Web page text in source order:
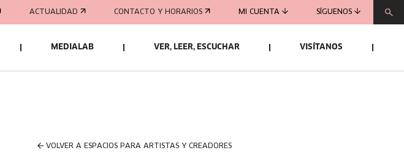
ACTUALIDAD CONTACTO Y HORARIOS MI CUENTA SÍGUENOS
MEDIALAB VER, LEER, ESCUCHAR VISÍTANOS
VOLVER A ESPACIOS PARA ARTISTAS Y CREADORES